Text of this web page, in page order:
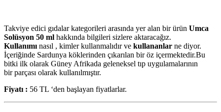
Takviye edici gıdalar kategorileri arasında yer alan bir ürün Umca
Solüsyon 50 ml hakkında bilgileri sizlere aktaracağız.
Kullanımı nasıl , kimler kullanmalıdır ve kullananlar ne diyor.
İçeriğinde Sardunya köklerinden çıkarılan bir öz içermektedir.Bu
bitki ilk olarak Güney Afrikada geleneksel tıp uygulamalarının
bir parçası olarak kullanılmıştır.
Fiyatı : 56 TL ‘den başlayan fiyatlarlar.